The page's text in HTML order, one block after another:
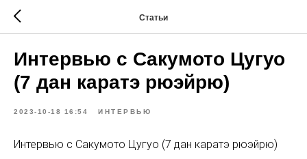
Статьи
Интервью с Сакумото Цугуо
(7 дан каратэ рюэйрю)
2023-10-18 16:54 ИНТЕРВЬЮ
Интервью с Сакумото Цугуо (7 дан каратэ рюэйрю)